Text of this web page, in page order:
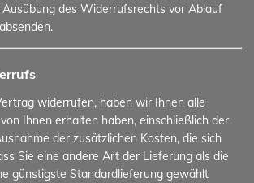
des Widerrufsrechts vor Ablauf
widerrufen, haben wir Ihnen alle
Ihnen erhalten haben, einschließlich der
der zusätzlichen Kosten, die sich
Sie eine andere Art der Lieferung als die
günstigste Standardlieferung gewählt